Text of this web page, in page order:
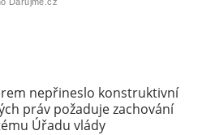
nepřineslo konstruktivní
práv požaduje zachování
Úřadu vlády